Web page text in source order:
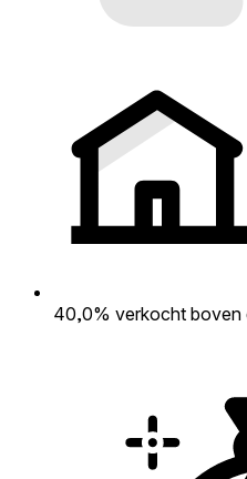
40,0% verkocht boven